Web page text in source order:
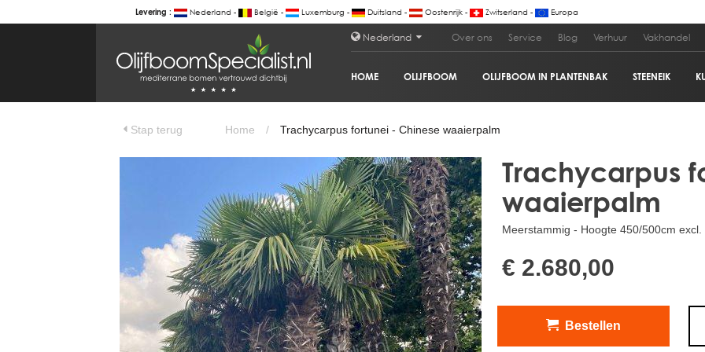
Levering : Nederland - België - Luxemburg - Duitsland - Oostenrijk - Zwitserland - Europa
BOTANICALGROUP
WERKGEBIEDEN & WEBSITES
OLIJFBOOMSPECIALIST.NL
OLIJFBOOMSPECIALIST.BE
GROENBLIJVENDEBOMEN.NL
GROENBLIJVENDEBOMEN.BE
PALMBOMENSPECIALIST.NL
IMMERGRUENEBAEUME.DE
Botanicalgroup
BOTANICALGROUP.EU
BOTANICALGROUP.DE
BOTANICALGROUP.BE
Nederland Over ons Service Blog Verhuur Vakhandel
HOME OLIJFBOOM OLIJFBOOM IN PLANTENBAK STEENEIK
Trachycarpus fortunei - Chinese waaierpalm €
Stap terug Home / Trachycarpus fortunei - Chinese waaierpalm
Trachycarpus
waaierpalm
Meerstammig - Hoogte 450/500cm
€ 2.680,00
Bestellen